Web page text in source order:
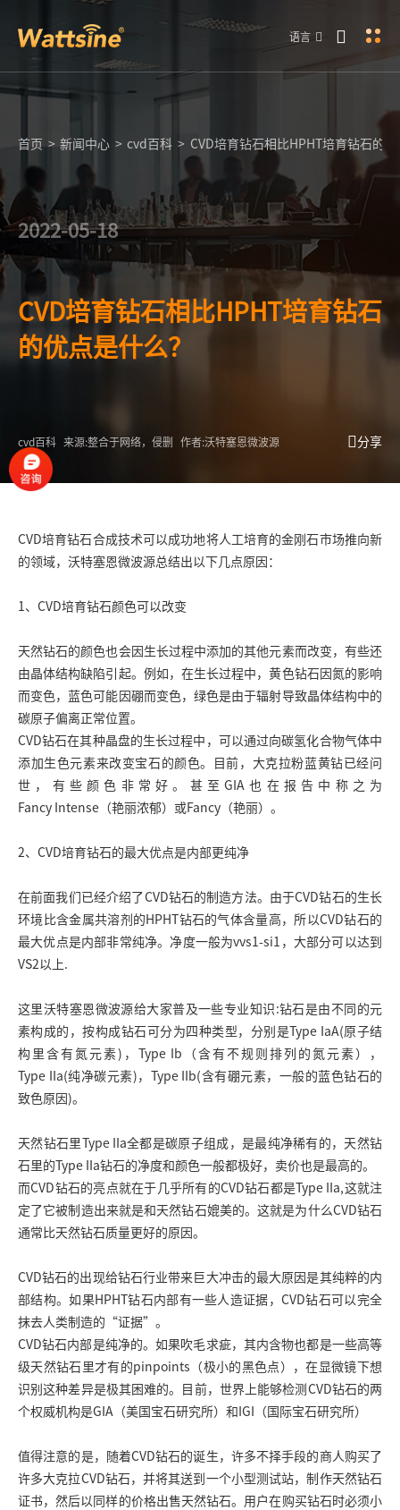
语言
首页 > 新闻中心 > cvd百科 > CVD培育钻石相比HPHT培育钻石的
2022-05-18
CVD培育钻石相比HPHT培育钻石
的优点是什么？
cvd百科 来源:整合于网络，侵删 作者:沃特塞恩微波源 分享
CVD培育钻石合成技术可以成功地将人工培育的金刚石市场推向新
的领域，沃特塞恩微波源总结出以下几点原因：
1、 CVD培育钻石颜色可以改变
天然钻石的颜色也会因生长过程中添加的其他元素而改变，有些还
由晶体结构缺陷引起。例如，在生长过程中，黄色钻石因氮的影响
而变色，蓝色可能因硼而变色，绿色是由于辐射导致晶体结构中的
碳原子偏离正常位置。
CVD钻石在其种晶盘的生长过程中，可以通过向碳氢化合物气体中
添加生色元素来改变宝石的颜色。目前，大克拉粉蓝黄钻已经问
世，有些颜色非常好。甚至GIA也在报告中称之为
Fancy Intense（艳丽浓郁）或Fancy（艳丽）。
2、CVD培育钻石的最大优点是内部更纯净
在前面我们已经介绍了CVD钻石的制造方法。由于CVD钻石的生长
环境比含金属共溶剂的HPHT钻石的气体含量高，所以CVD钻石的
最大优点是内部非常纯净。净度一般为vvs1-si1，大部分可以达到
VS2以上.
这里沃特塞恩微波源给大家普及一些专业知识:钻石是由不同的元
素构成的，按构成钻石可分为四种类型，分别是Type IaA(原子结
构里含有氮元素)，Type Ib（含有不规则排列的氮元素），
Type IIa(纯净碳元素)，Type IIb(含有硼元素，一般的蓝色钻石的
致色原因)。
天然钻石里Type IIa全都是碳原子组成，是最纯净稀有的，天然钻
石里的Type IIa钻石的净度和颜色一般都极好，卖价也是最高的。
而CVD钻石的亮点就在于几乎所有的CVD钻石都是Type IIa,这就注
定了它被制造出来就是和天然钻石媲美的。这就是为什么CVD钻石
通常比天然钻石质量更好的原因。
CVD钻石的出现给钻石行业带来巨大冲击的最大原因是其纯粹的内
部结构。如果HPHT钻石内部有一些人造证据，CVD钻石可以完全
抹去人类制造的“证据”。
CVD钻石内部是纯净的。如果吹毛求疵，其内含物也都是一些高等
级天然钻石里才有的pinpoints（极小的黑色点），在显微镜下想
识别这种差异是极其困难的。目前，世界上能够检测CVD钻石的两
个权威机构是GIA（美国宝石研究所）和IGI（国际宝石研究所）
值得注意的是，随着CVD钻石的诞生，许多不择手段的商人购买了
许多大克拉CVD钻石，并将其送到一个小型测试站，制作天然钻石
证书，然后以同样的价格出售天然钻石。用户在购买钻石时必须小